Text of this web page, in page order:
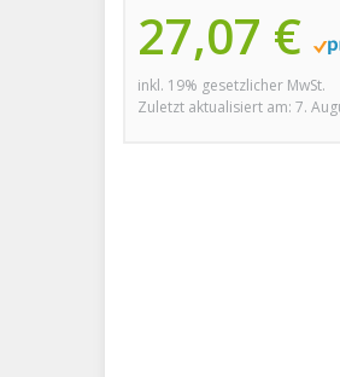
27,07 €
inkl. 19% gesetzlicher MwSt.
Zuletzt aktualisiert am: 7.